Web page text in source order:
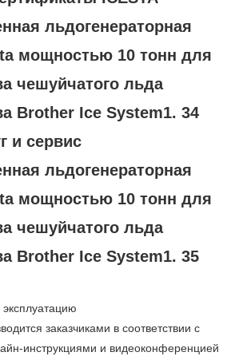
и сервис
заказчиками в соответствии с
инструкциями и видеоконференцией